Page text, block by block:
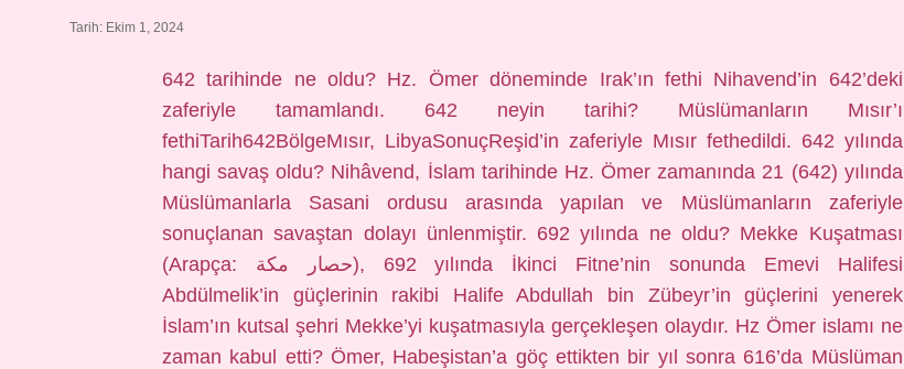
Tarih: Ekim 1, 2024
642 tarihinde ne oldu? Hz. Ömer döneminde Irak’ın fethi Nihavend’in 642’deki
zaferiyle tamamlandı. 642 neyin tarihi? Müslümanların Mısır’ı
fethiTarih642BölgeMısır, LibyaSonuçReşid’in zaferiyle Mısır fethedildi. 642 yılında
hangi savaş oldu? Nihâvend, İslam tarihinde Hz. Ömer zamanında 21 (642) yılında
Müslümanlarla Sasani ordusu arasında yapılan ve Müslümanların zaferiyle
sonuçlanan savaştan dolayı ünlenmiştir. 692 yılında ne oldu? Mekke Kuşatması
(Arapça: حصار مكة‎), 692 yılında İkinci Fitne’nin sonunda Emevi Halifesi
Abdülmelik’in güçlerinin rakibi Halife Abdullah bin Zübeyr’in güçlerini yenerek
İslam’ın kutsal şehri Mekke’yi kuşatmasıyla gerçekleşen olaydır. Hz Ömer islamı ne
zaman kabul etti? Ömer, Habeşistan’a göç ettikten bir yıl sonra 616’da Müslüman